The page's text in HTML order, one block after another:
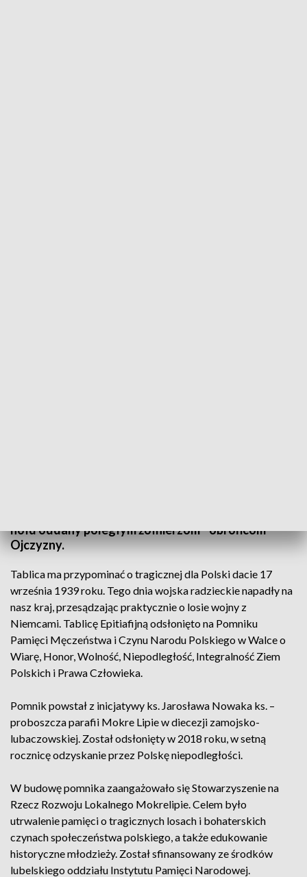
hołd oddany poległym żołnierzom - obrońcom
Ojczyzny.
Tablica ma przypominać o tragicznej dla Polski dacie 17
września 1939 roku. Tego dnia wojska radzieckie napadły na
nasz kraj, przesądzając praktycznie o losie wojny z
Niemcami. Tablicę Epitiafijną odsłonięto na Pomniku
Pamięci Męczeństwa i Czynu Narodu Polskiego w Walce o
Wiarę, Honor, Wolność, Niepodległość, Integralność Ziem
Polskich i Prawa Człowieka.
Pomnik powstał z inicjatywy ks. Jarosława Nowaka ks. –
proboszcza parafii Mokre Lipie w diecezji zamojsko-
lubaczowskiej. Został odsłonięty w 2018 roku, w setną
rocznicę odzyskanie przez Polskę niepodległości.
W budowę pomnika zaangażowało się Stowarzyszenie na
Rzecz Rozwoju Lokalnego Mokrelipie. Celem było
utrwalenie pamięci o tragicznych losach i bohaterskich
czynach społeczeństwa polskiego, a także edukowanie
historyczne młodzieży. Został sfinansowany ze środków
lubelskiego oddziału Instytutu Pamięci Narodowej.